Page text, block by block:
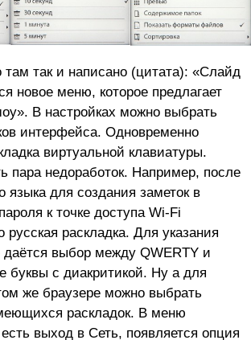
там так и написано (цитата): «Слайд
новое меню, которое предлагает
В настройках можно выбрать
интерфейса. Одновременно
виртуальной клавиатуры.
пара недоработок. Например, после
языка для создания заметок в
к точке доступа Wi-Fi
русская раскладка. Для указания
даётся выбор между QWERTY и
буквы с диакритикой. Ну а для
же браузере можно выбрать
раскладок. В меню
выход в Сеть, появляется опция